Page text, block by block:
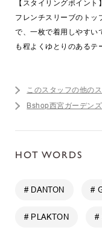
【スタイリングポイント】
フレンチスリーブのトッ
で、一枚で着用しやすい
も程よくゆとりのあるテ
このスタッフの他の
Bshop西宮ガーデン
HOT WORDS
# DANTON #
# PLAKTON #